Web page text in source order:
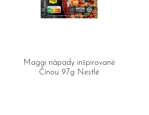
Maggi nápady inšpirované
Čínou 97g Nestlé